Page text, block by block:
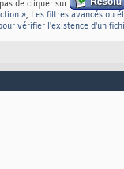
de cliquer sur
», Les filtres avancés ou
vérifier l'existence d'un